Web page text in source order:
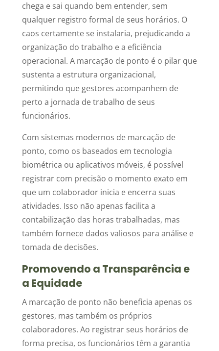
chega e sai quando bem entender, sem
qualquer registro formal de seus horários. O
caos certamente se instalaria, prejudicando a
organização do trabalho e a eficiência
operacional. A marcação de ponto é o pilar que
sustenta a estrutura organizacional,
permitindo que gestores acompanhem de
perto a jornada de trabalho de seus
funcionários.
Com sistemas modernos de marcação de
ponto, como os baseados em tecnologia
biométrica ou aplicativos móveis, é possível
registrar com precisão o momento exato em
que um colaborador inicia e encerra suas
atividades. Isso não apenas facilita a
contabilização das horas trabalhadas, mas
também fornece dados valiosos para análise e
tomada de decisões.
Promovendo a Transparência e
a Equidade
A marcação de ponto não beneficia apenas os
gestores, mas também os próprios
colaboradores. Ao registrar seus horários de
forma precisa, os funcionários têm a garantia